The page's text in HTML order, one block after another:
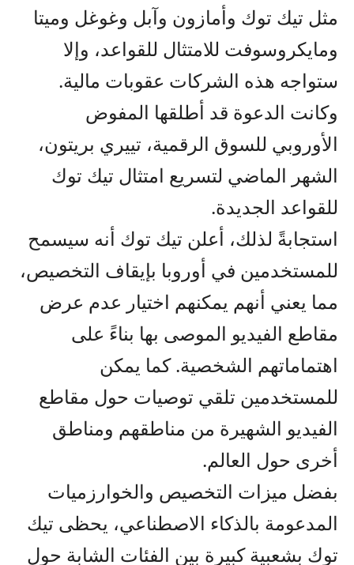
مثل تيك توك وأمازون وآبل وغوغل وميتا
ومايكروسوفت للامتثال للقواعد، وإلا
ستواجه هذه الشركات عقوبات مالية.
وكانت الدعوة قد أطلقها المفوض
الأوروبي للسوق الرقمية، تييري بريتون،
الشهر الماضي لتسريع امتثال تيك توك
للقواعد الجديدة.
استجابةً لذلك، أعلن تيك توك أنه سيسمح
للمستخدمين في أوروبا بإيقاف التخصيص،
مما يعني أنهم يمكنهم اختيار عدم عرض
مقاطع الفيديو الموصى بها بناءً على
اهتماماتهم الشخصية. كما يمكن
للمستخدمين تلقي توصيات حول مقاطع
الفيديو الشهيرة من مناطقهم ومناطق
أخرى حول العالم.
بفضل ميزات التخصيص والخوارزميات
المدعومة بالذكاء الاصطناعي، يحظى تيك
توك بشعبية كبيرة بين الفئات الشابة حول